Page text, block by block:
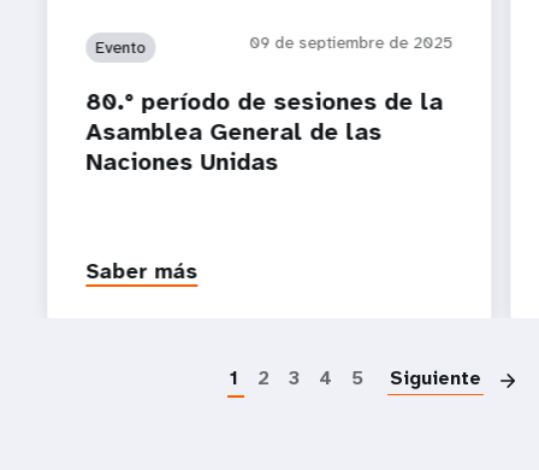
Evento 09 de septiembre de 2025
80.° período de sesiones de la
Asamblea General de las
Naciones Unidas
Saber más
1 2 3 4 5 Siguiente